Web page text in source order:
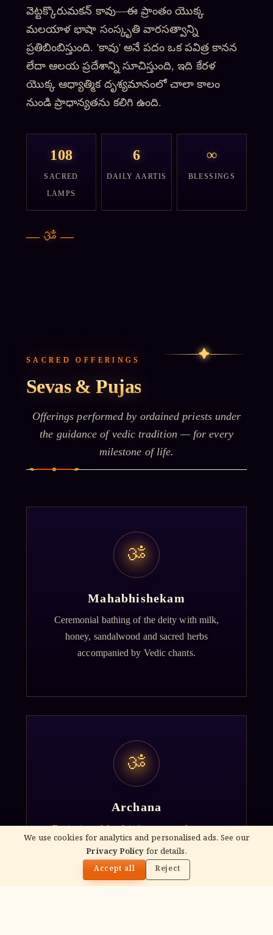
We use cookies for analytics and personalised ads. See our
Privacy Policyfor details.
Accept all Reject
వెట్టక్కొరుమకన్ కావు—ఈ ప్రాంతం యొక్క
మలయాళ భాషా సంస్కృతి వారసత్వాన్ని
ప్రతిబింబిస్తుంది. 'కావు' అనే పదం ఒక పవిత్ర కానన
లేదా ఆలయ ప్రదేశాన్ని సూచిస్తుంది, ఇది కేరళ
యొక్క ఆధ్యాత్మిక దృశ్యమానంలో చాలా కాలం
నుండి ప్రాధాన్యతను కలిగి ఉంది.
108
SACRED
LAMPS
6
DAILY AARTIS
∞
BLESSINGS
— ॐ —
SACRED OFFERINGS ✦
Sevas & Pujas
Offerings performed by ordained priests under
the guidance of vedic tradition — for every
milestone of life.
ॐ
Mahabhishekam
Ceremonial bathing of the deity with milk,
honey, sandalwood and sacred herbs
accompanied by Vedic chants.
ॐ
Archana
Recitation of the deity's names and mantras
with flower offerings, performed in your name
and gotra.